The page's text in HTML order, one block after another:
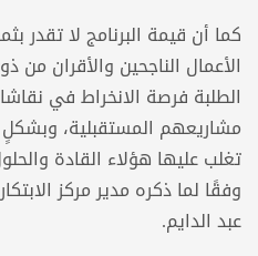
كما أن قيمة البرنامج لا تقدر
الأعمال الناجحين والأقران من
الطلبة فرصة الانخراط في
مشاريعهم المستقبلية،
تغلب عليها هؤلاء القادة
وفقًا لما ذكره مدير مركز
عبد الدايم.